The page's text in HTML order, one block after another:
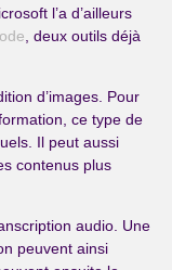
l’a d’ailleurs
, deux outils déjà
d’images. Pour
ce type de
Il peut aussi
contenus plus
audio. Une
peuvent ainsi